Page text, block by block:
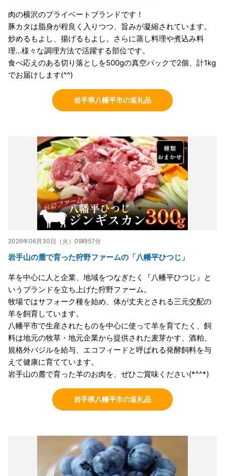
肉の横沢のプライベートブランドです！
豚カタは脂身が程良く入りつつ、旨みが凝縮されています。
炒めるもよし、揚げるもよし。さらに蒸し料理や煮込み料
理…様々な調理方法で活躍する部位です。
食べ応えのある切り落としを500gの真空パックで2個、計1kg
でお届けします(^^)
岩手県八幡平市の返礼品
2026年06月30日（火）09時57分
岩手山の麓で育った狩野ファームの「八幡平ひつじ」
羊を中心に人と企業、地域をつなぎたく『八幡平ひつじ』と
いうブランドを立ち上げた狩野ファーム。
牧場ではサフォーク種を始め、体が丈夫とされる三元交配の
羊を飼育しています。
八幡平市で生産されたものを中心に使って羊を育てたく、飼
料は地元の牧草・地元企業から提供された麦芽かす、酒粕、
規格外バジルを給与、エコフィードと呼ばれる発酵飼料を与
えて健康に育てています。
岩手山の麓で育った羊のお肉を、ぜひご賞味ください(*^^*)
岩手県八幡平市の返礼品